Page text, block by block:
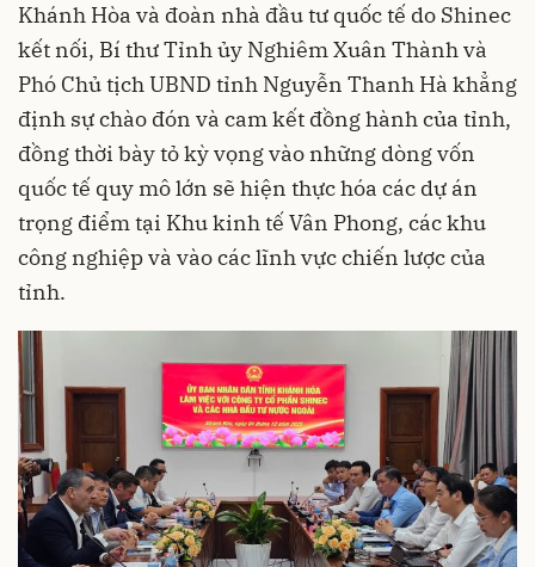
Khánh Hòa và đoàn nhà đầu tư quốc tế do Shinec
kết nối, Bí thư Tỉnh ủy Nghiêm Xuân Thành và
Phó Chủ tịch UBND tỉnh Nguyễn Thanh Hà khẳng
định sự chào đón và cam kết đồng hành của tỉnh,
đồng thời bày tỏ kỳ vọng vào những dòng vốn
quốc tế quy mô lớn sẽ hiện thực hóa các dự án
trọng điểm tại Khu kinh tế Vân Phong, các khu
công nghiệp và vào các lĩnh vực chiến lược của
tỉnh.